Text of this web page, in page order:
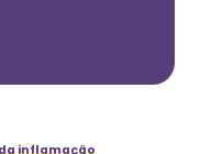
inflamação